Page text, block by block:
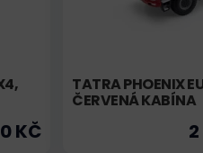
KČ
TATRA PHOENIX
ČERVENÁ KABÍNA